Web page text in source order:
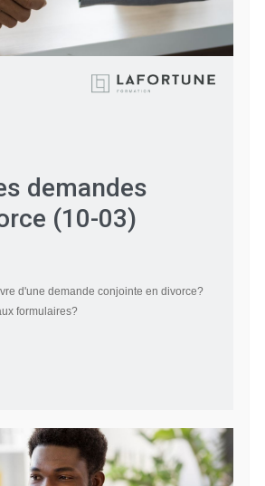
demandes
(10-03)
d'une demande conjointe en divorce?
formulaires?